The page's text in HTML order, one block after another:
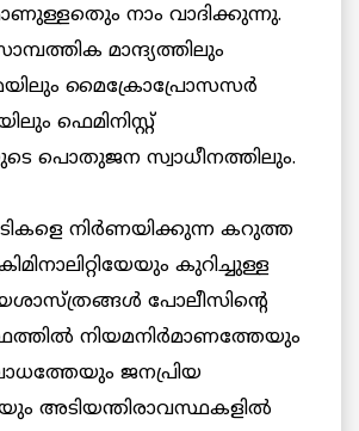
നാം വാദിക്കുന്നു.
മാന്ദ്യത്തിലും
മൈക്രോപ്രോസസര്‍
ഫെമിനിസ്റ്റ്
പൊതുജന സ്വാധീനത്തിലും.
നിര്‍ണയിക്കുന്ന കറുത്ത
കുറിച്ചുള്ള
പോലീസിന്റെ
നിയമനിര്‍മാണത്തേയും
ജനപ്രിയ
അടിയന്തിരാവസ്ഥകളില്‍